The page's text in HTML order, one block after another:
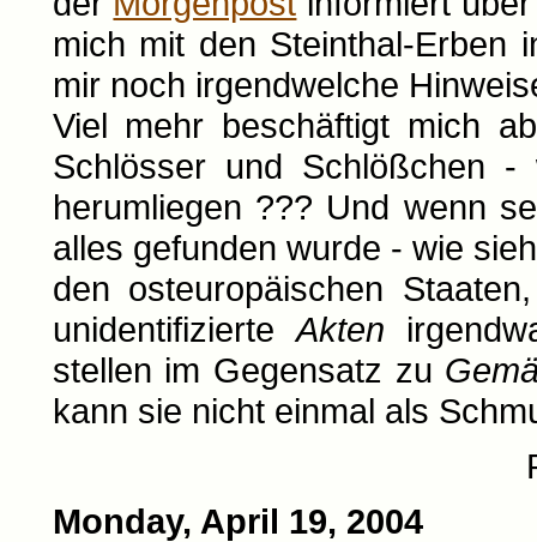
mich mit den Steinthal-Erben
mir noch irgendwelche
Viel mehr beschäftigt mich
Schlösser und Schlößchen
herumliegen ??? Und wenn
alles gefunden wurde - wie
den osteuropäischen
unidentifizierte Akten
stellen im Gegensatz zu
kann sie nicht einmal als
Monday, April 19, 2004